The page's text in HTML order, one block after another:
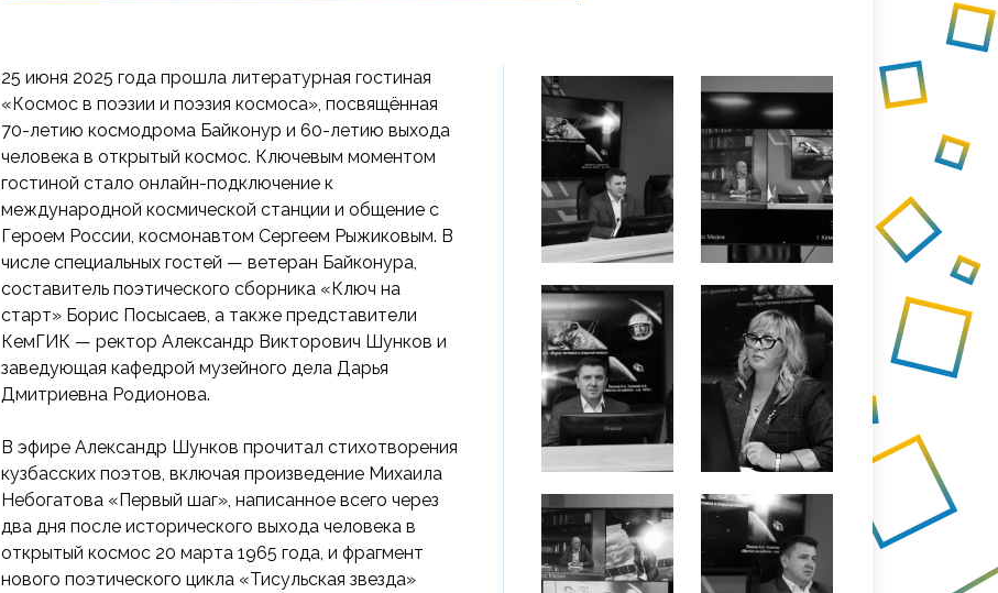
25 июня 2025 года прошла литературная гостиная
«Космос в поэзии и поэзия космоса», посвящённая
70-летию космодрома Байконур и 60-летию выхода
человека в открытый космос. Ключевым моментом
гостиной стало онлайн-подключение к
международной космической станции и общение с
Героем России, космонавтом Сергеем Рыжиковым. В
числе специальных гостей — ветеран Байконура,
составитель поэтического сборника «Ключ на
старт» Борис Посысаев, а также представители
КемГИК — ректор Александр Викторович Шунков и
заведующая кафедрой музейного дела Дарья
Дмитриевна Родионова.
В эфире Александр Шунков прочитал стихотворения
кузбасских поэтов, включая произведение Михаила
Небогатова «Первый шаг», написанное всего через
два дня после исторического выхода человека в
открытый космос 20 марта 1965 года, и фрагмент
нового поэтического цикла «Тисульская звезда»